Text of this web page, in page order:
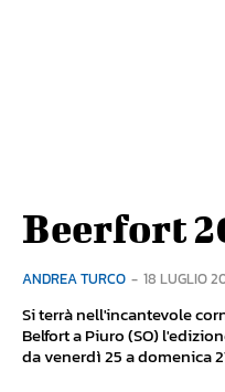
Beerfort
ANDREA TURCO - 18 LUGLIO
Si terrà nell'incantevole
Belfort a Piuro (SO)
da venerdì 25 a domenica